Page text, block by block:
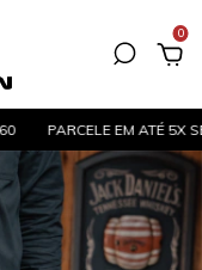
0
PARCELE EM ATÉ 5X SEM